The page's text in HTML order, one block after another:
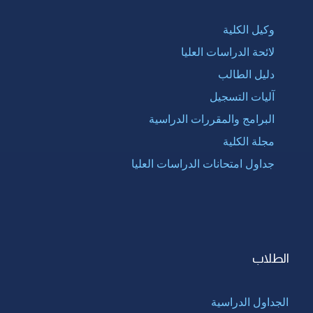
وكيل الكلية
لائحة الدراسات العليا
دليل الطالب
آليات التسجيل
البرامج والمقررات الدراسية
مجلة الكلية
جداول امتحانات الدراسات العليا
الطلاب
الجداول الدراسية